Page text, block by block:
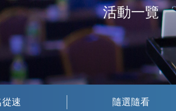
活動一覽
速 隨選隨看